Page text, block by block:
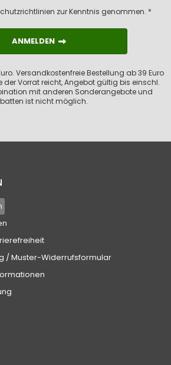
zur Kenntnis genommen. *
ANMELDEN
ANMELDEN
Versandkostenfreie Bestellung ab 39 Euro
der Vorrat reicht, Angebot gültig bis einschl.
mit anderen Sonderangebote und
ist nicht möglich.
/ Muster-Widerrufsformular